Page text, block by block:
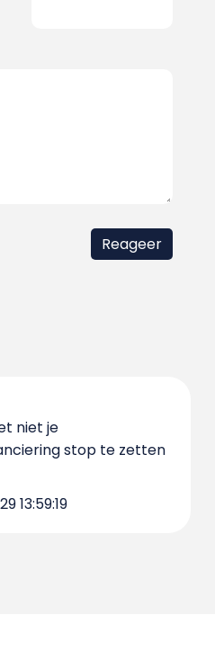
niet je
stop te zetten
13:59:19